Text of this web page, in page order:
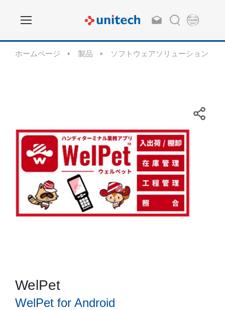
ホームページ 製品 ソフトウェアソリューション
WelPet
WelPet for Android